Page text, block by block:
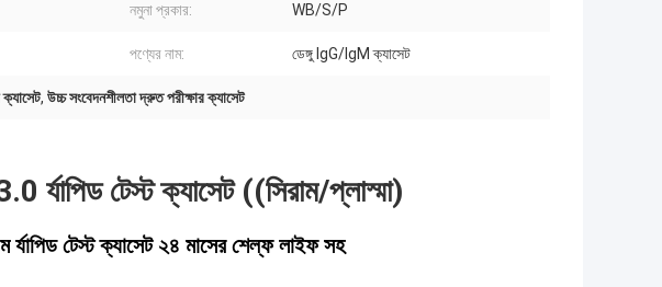
নমুনা প্রকার: WB/S/P
পণ্যের নাম: ডেঙ্গু IgG/IgM ক্যাসেট
, উচ্চ সংবেদনশীলতা দ্রুত পরীক্ষার ক্যাসেট
র্যাপিড টেস্ট ক্যাসেট ((সিরাম/প্লাস্মা)
টেস্ট ক্যাসেট ২৪ মাসের শেল্ফ লাইফ সহ